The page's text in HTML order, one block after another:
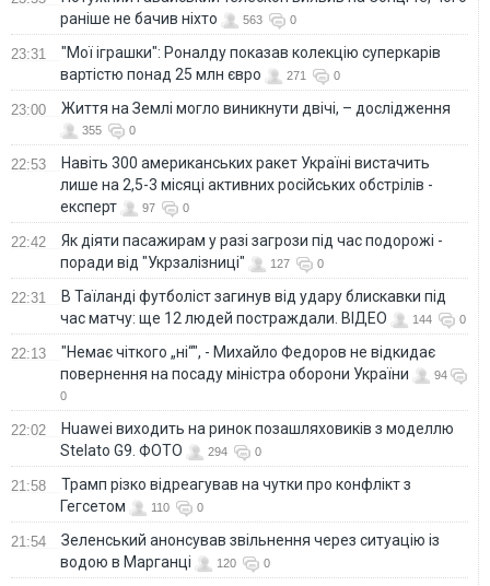
раніше не бачив ніхто
563 0
23:31
"Мої іграшки": Роналду показав колекцію суперкарів
вартістю понад 25 млн євро
271 0
23:00 Життя на Землі могло виникнути двічі, – дослідження
355 0
22:53
Навіть 300 американських ракет Україні вистачить
лише на 2,5-3 місяці активних російських обстрілів -
експерт
97 0
22:42
Як діяти пасажирам у разі загрози під час подорожі -
поради від "Укрзалізниці"
127 0
22:31
В Таїланді футболіст загинув від удару блискавки під
час матчу: ще 12 людей постраждали. ВІДЕО
144 0
22:13
"Немає чіткого „ні“", - Михайло Федоров не відкидає
повернення на посаду міністра оборони України
94
0
22:02
Huawei виходить на ринок позашляховиків з моделлю
Stelato G9. ФОТО
294 0
21:58
Трамп різко відреагував на чутки про конфлікт з
Гегсетом
110 0
21:54
Зеленський анонсував звільнення через ситуацію із
водою в Марганці
120 0